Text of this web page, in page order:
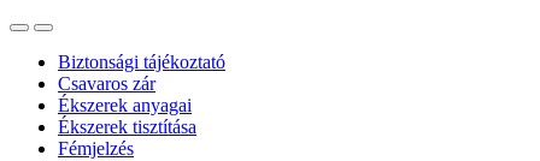
Biztonsági tájékoztató
Csavaros zár
Ékszerek anyagai
Ékszerek tisztítása
Fémjelzés